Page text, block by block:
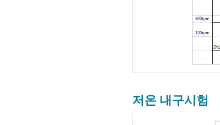
저온 내구시험